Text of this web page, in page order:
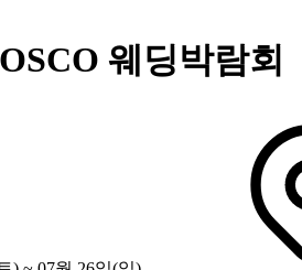
웨딩박람회